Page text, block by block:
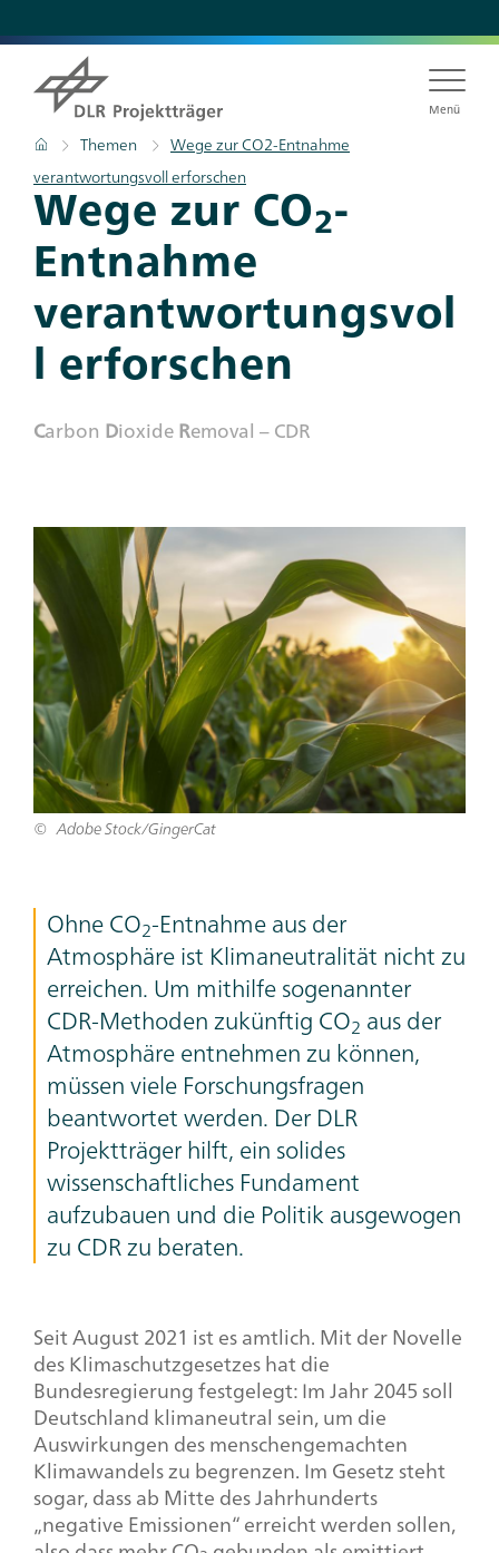
zum
Inhalt
Menü
Pfadnavigation
Startseite
Themen
Wege zur CO2-Entnahme
verantwortungsvoll erforschen
Titel
Wege zur CO2-
Entnahme
verantwortungsvol
l erforschen
Subtitle
Carbon DioxideRemoval – CDR
Teaser
Bild
Adobe Stock/GingerCat
Teaser
Text
Ohne CO2-Entnahme aus der
Atmosphäre ist Klimaneutralität nicht zu
erreichen. Um mithilfe sogenannter
CDR-Methoden zukünftig CO2 aus der
Atmosphäre entnehmen zu können,
müssen viele Forschungsfragen
beantwortet werden. Der DLR
Projektträger hilft, ein solides
wissenschaftliches Fundament
aufzubauen und die Politik ausgewogen
zu CDR zu beraten.
Seit August 2021 ist es amtlich. Mit der Novelle
des Klimaschutzgesetzes hat die
Bundesregierung festgelegt: Im Jahr 2045 soll
Deutschland klimaneutral sein, um die
Auswirkungen des menschengemachten
Klimawandels zu begrenzen. Im Gesetz steht
sogar, dass ab Mitte des Jahrhunderts
„negative Emissionen“ erreicht werden sollen,